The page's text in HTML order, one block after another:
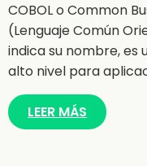
COBOL o Common
(Lenguaje Común
indica su nombre, es
alto nivel para
LEER MÁS